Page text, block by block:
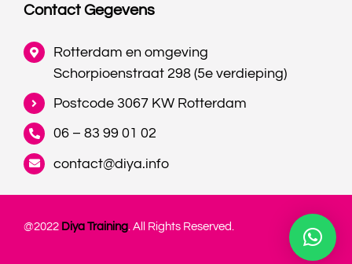
Contact Gegevens
Rotterdam en omgeving
Schorpioenstraat 298 (5e verdieping)
Postcode 3067 KW Rotterdam
06 – 83 99 01 02
contact@diya.info
@2022 Diya Training. All Rights Reserved.